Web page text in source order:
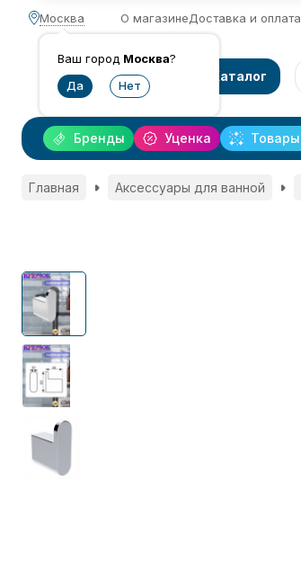
Москва
Ваш город Москва?
О магазинеДоставка и оплата
Каталог
Уценка
Бренды
Главная Аксессуары для ванной